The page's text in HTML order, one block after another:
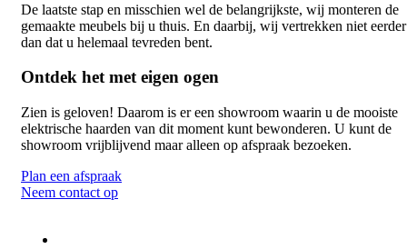
De laatste stap en misschien wel de belangrijkste, wij monteren de
gemaakte meubels bij u thuis. En daarbij, wij vertrekken niet eerder
dan dat u helemaal tevreden bent.
Ontdek het met eigen ogen
Zien is geloven! Daarom is er een showroom waarin u de mooiste
elektrische haarden van dit moment kunt bewonderen. U kunt de
showroom vrijblijvend maar alleen op afspraak bezoeken.
Plan een afspraak
Neem contact op